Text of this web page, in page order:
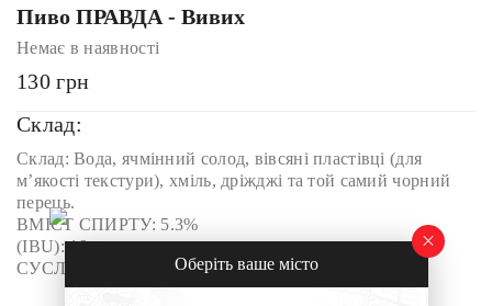
Пиво ПРАВДА - Вивих
Немає в наявності
130 грн
Склад:
Склад: Вода, ячмінний солод, вівсяні пластівці (для
м’якості текстури), хміль, дріжджі та той самий чорний
перець.
ВМІСТ СПИРТУ: 5.3%
(IBU): 16
СУСЛО: 12%
Оберіть ваше місто